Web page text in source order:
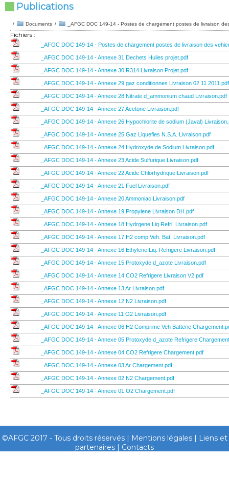
Publications
/ Documents / _AFGC DOC 149-14 - Postes de chargement postes de livraison
Fichiers :
_AFGC DOC 149-14 - Postes de chargement postes de livraison des
_AFGC DOC 149-14 - Annexe 31 Dechets Huiles projet.pdf
_AFGC DOC 149-14 - Annexe 30 R314 Livraison Projet.pdf
_AFGC DOC 149-14 - Annexe 29 gaz conditionnes Livraison 02 11 2011.pdf
_AFGC DOC 149-14 - Annexe 28 Nitrate d_ammonium chaud Livraison.pdf
_AFGC DOC 149-14 - Annexe 27 Acetone Livraison.pdf
_AFGC DOC 149-14 - Annexe 26 Hypochlorite de sodium (Javal)
_AFGC DOC 149-14 - Annexe 25 Gaz Liquefies N.S.A. Livraison.pdf
_AFGC DOC 149-14 - Annexe 24 Hydroxyde de Sodium Livraison.pdf
_AFGC DOC 149-14 - Annexe 23 Acide Sulfurique Livraison.pdf
_AFGC DOC 149-14 - Annexe 22 Acide Chlorhydrique Livraison.pdf
_AFGC DOC 149-14 - Annexe 21 Fuel Livraison.pdf
_AFGC DOC 149-14 - Annexe 20 Ammoniac Livraison.pdf
_AFGC DOC 149-14 - Annexe 19 Propylene Livraison DH.pdf
_AFGC DOC 149-14 - Annexe 18 Hydrgene Liq Refri. Livraison.pdf
_AFGC DOC 149-14 - Annexe 17 H2 comp.Veh. Bat. Livraison.pdf
_AFGC DOC 149-14 - Annexe 16 Ethylene Liq. Refrigere Livraison.pdf
_AFGC DOC 149-14 - Annexe 15 Protoxyde d_azote Livraison.pdf
_AFGC DOC 149-14 - Annexe 14 CO2 Refrigere Livraison V2.pdf
_AFGC DOC 149-14 - Annexe 13 Ar Livraison.pdf
_AFGC DOC 149-14 - Annexe 12 N2 Livraison.pdf
_AFGC DOC 149-14 - Annexe 11 O2 Livraison.pdf
_AFGC DOC 149-14 - Annexe 06 H2 Comprime Veh Batterie
_AFGC DOC 149-14 - Annexe 05 Protoxyde d_azote Refrigere
_AFGC DOC 149-14 - Annexe 04 CO2 Refrigere Chargement.pdf
_AFGC DOC 149-14 - Annexe 03 Ar Chargement.pdf
_AFGC DOC 149-14 - Annexe 02 N2 Chargement.pdf
_AFGC DOC 149-14 - Annexe 01 O2 Chargement.pdf
©AFGC 2017 - Tous droits réservés | Mentions légales| Liens et
partenaires | Contacts